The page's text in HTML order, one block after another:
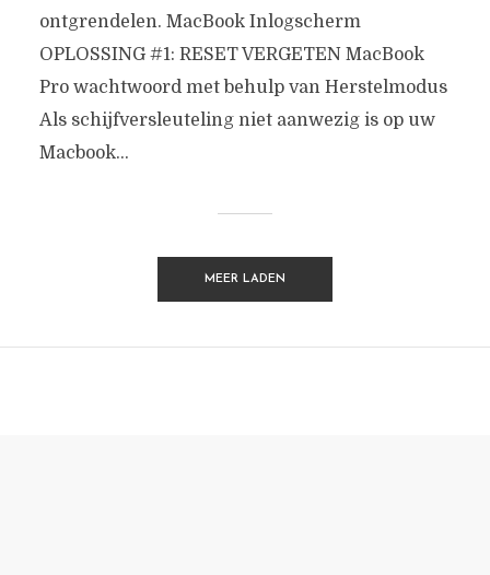
ontgrendelen. MacBook Inlogscherm
OPLOSSING #1: RESET VERGETEN MacBook
Pro wachtwoord met behulp van Herstelmodus
Als schijfversleuteling niet aanwezig is op uw
Macbook...
MEER LADEN